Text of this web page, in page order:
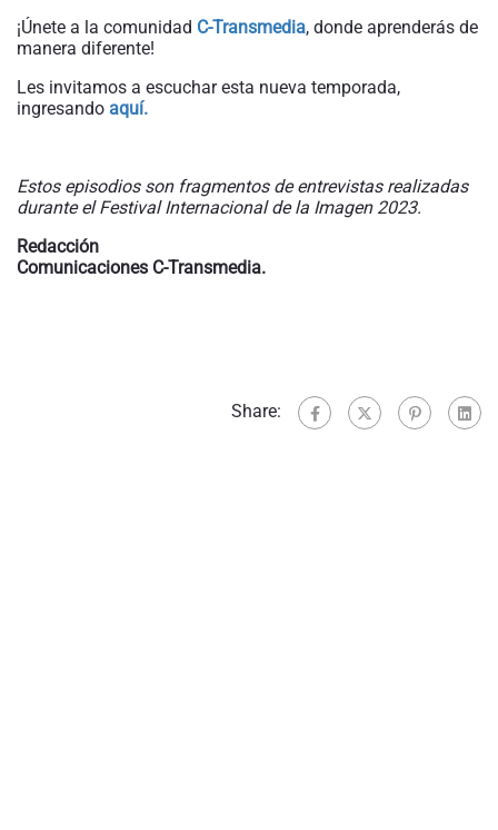
¡Únete a la comunidad C-Transmedia, donde aprenderás de
manera diferente!
Les invitamos a escuchar esta nueva temporada,
ingresando aquí.
Estos episodios son fragmentos de entrevistas realizadas
durante el Festival Internacional de la Imagen 2023.
Redacción
Comunicaciones C-Transmedia.
Share: